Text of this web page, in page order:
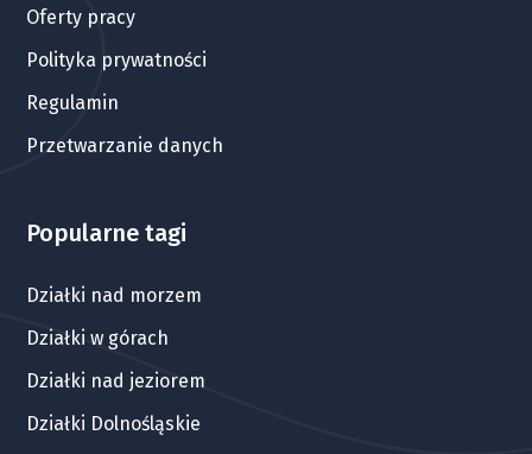
Oferty pracy
Polityka prywatności
Regulamin
Przetwarzanie danych
Popularne tagi
Działki nad morzem
Działki w górach
Działki nad jeziorem
Działki Dolnośląskie